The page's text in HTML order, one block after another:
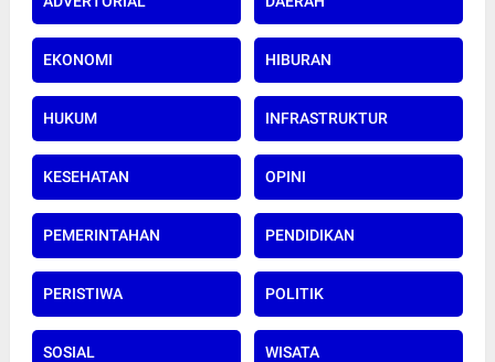
EKONOMI HIBURAN
HUKUM INFRASTRUKTUR
KESEHATAN OPINI
PEMERINTAHAN PENDIDIKAN
PERISTIWA POLITIK
SOSIAL WISATA